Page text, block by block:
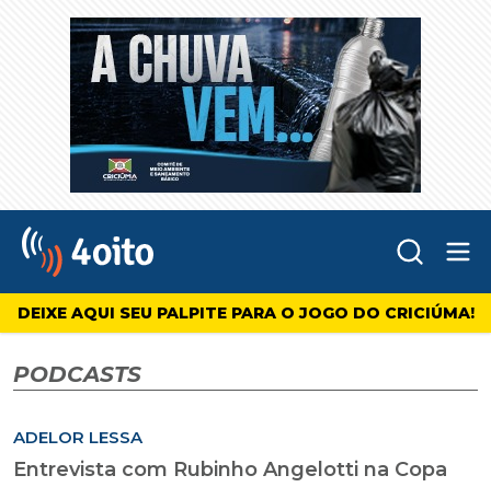
4oito
DEIXE AQUI SEU PALPITE PARA O JOGO DO CRICIÚMA!
PODCASTS
ADELOR LESSA
Entrevista com Rubinho Angelotti na Copa